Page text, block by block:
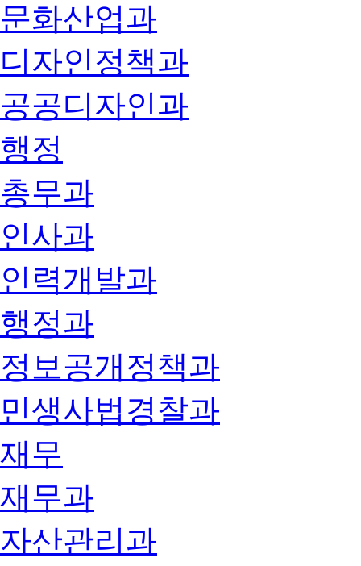
문화산업과
디자인정책과
공공디자인과
행정
총무과
인사과
인력개발과
행정과
정보공개정책과
민생사법경찰과
재무
재무과
자산관리과